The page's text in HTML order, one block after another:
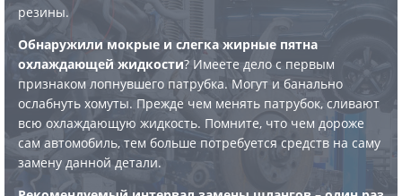
резины.
Обнаружили мокрые и слегка жирные пятна
охлаждающей жидкости? Имеете дело с первым
признаком лопнувшего патрубка. Могут и банально
ослабнуть хомуты. Прежде чем менять патрубок, сливают
всю охлаждающую жидкость. Помните, что чем дороже
сам автомобиль, тем больше потребуется средств на саму
замену данной детали.